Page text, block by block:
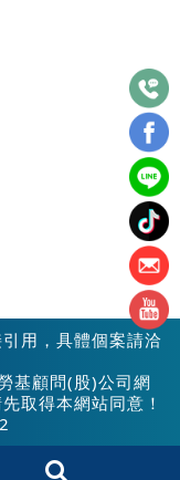
用，具體個案請洽
基顧問(股)公司網
取得本網站同意！